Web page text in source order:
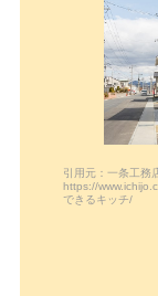
引用元：一条工務
https://
できるキッチ/